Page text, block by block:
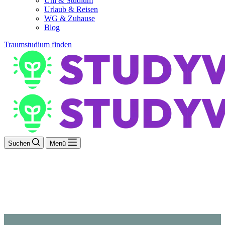
Urlaub & Reisen
WG & Zuhause
Blog
Traumstudium finden
Suchen Menü